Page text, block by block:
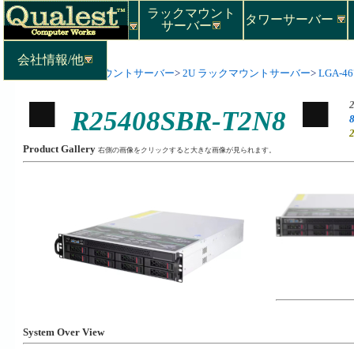
ラックマウント
サーバー
タワーサーバー
会社情報/他
ラックマウントサーバー> 2U ラックマウントサーバー> LGA-
R25408SBR-T2N8
Product Gallery 右側の画像をクリックすると大きな画像が見られます。
System Over View